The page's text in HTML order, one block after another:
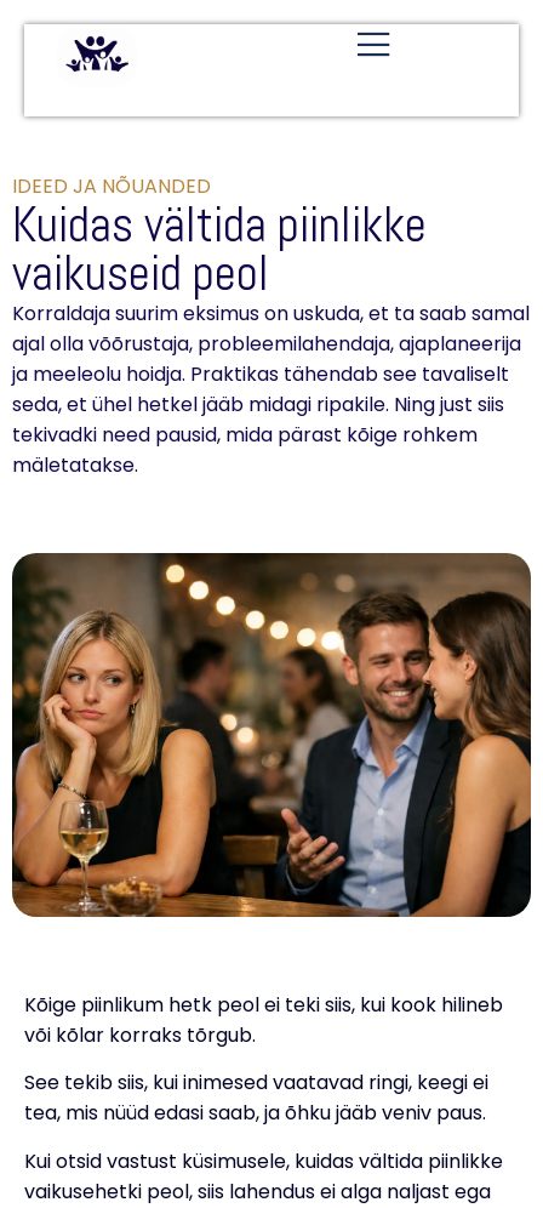
IDEED JA NÕUANDED
Kuidas vältida piinlikke
vaikuseid peol
Korraldaja suurim eksimus on uskuda, et ta saab samal
ajal olla võõrustaja, probleemilahendaja, ajaplaneerija
ja meeleolu hoidja. Praktikas tähendab see tavaliselt
seda, et ühel hetkel jääb midagi ripakile. Ning just siis
tekivadki need pausid, mida pärast kõige rohkem
mäletatakse.
Kõige piinlikum hetk peol ei teki siis, kui kook hilineb
või kõlar korraks tõrgub.
See tekib siis, kui inimesed vaatavad ringi, keegi ei
tea, mis nüüd edasi saab, ja õhku jääb veniv paus.
Kui otsid vastust küsimusele, kuidas vältida piinlikke
vaikusehetki peol, siis lahendus ei alga naljast ega